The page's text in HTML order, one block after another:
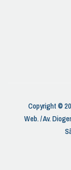
Copyright ©
Web. / Av.